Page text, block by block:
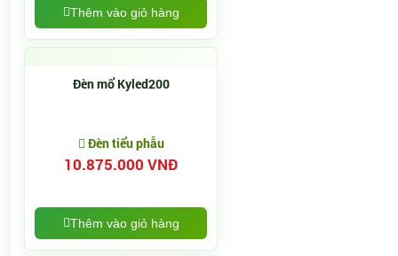
Thêm vào giỏ hàng
Đèn mổ Kyled200
Đèn tiểu phẫu
10.875.000 VNĐ
Thêm vào giỏ hàng